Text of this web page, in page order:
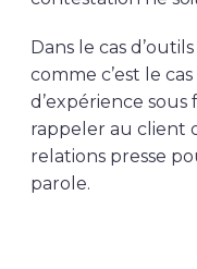
Dans le cas
comme c’est le
d’expérience
rappeler au client
relations presse
parole.